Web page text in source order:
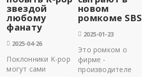
звездой
любому
фанату
2025-04-26
Поклонники K-pop
могут сами
новом
ромкоме SBS
2025-01-23
Это ромком о
фирме -
производителе